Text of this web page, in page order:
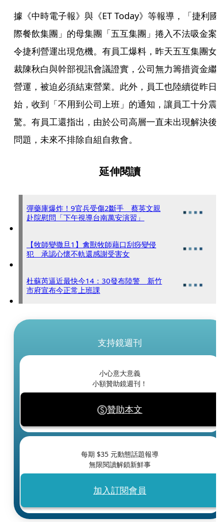
據《中時電子報》與《ET Today》等報導，「捷利國
際餐飲集團」的母集團「五互集團」捲入不法吸金案
令捷利營運出現危機。有員工爆料，昨天五互集團女
裁陳秋白與幹部視訊會議證實，公司無力籌措資金繼
營運，被迫必須結束營業。此外，員工也陸續從昨日
始，收到「不用到公司上班」的通知，讓員工十分震
驚。有員工還指出，由於公司高層一直未出現解決後
問題，未來不排除自組自救會。
延伸閱讀
彈藥庫爆炸！9官兵受傷2斷手 蔡英文親
赴院慰問「下午視導台南萬安演習」
【牧師變撒旦1】禽獸牧師藉口刮痧變侵
犯 承認心懷不軌還感謝受害女
杜蘇芮逼近最快今14：30發布陸警 新竹
市府宣布今正常上班課
支持鏡週刊
小心意大意義
小額贊助鏡週刊！
贊助本文
每期 $35 元動態話題報導
無限閱讀解鎖新鮮事
加入訂閱會員